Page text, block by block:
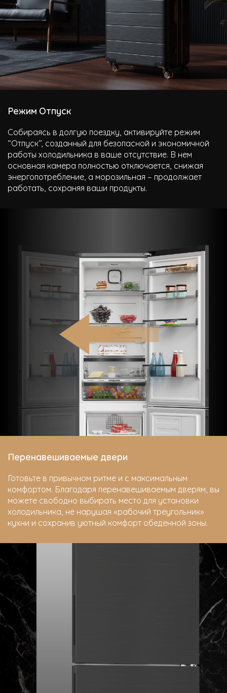
Режим Отпуск
Собираясь в долгую поездку, активируйте режим
“Отпуск”, созданный для безопасной и экономичной
работы холодильника в ваше отсутствие. В нем
основная камера полностью отключается, снижая
энергопотребление, а морозильная – продолжает
работать, сохраняя ваши продукты.
Перенавешиваемые двери
Готовьте в привычном ритме и с максимальным
комфортом. Благодаря перенавешиваемым дверям, вы
можете свободно выбирать место для установки
холодильника, не нарушая «рабочий треугольник»
кухни и сохранив уютный комфорт обеденной зоны.